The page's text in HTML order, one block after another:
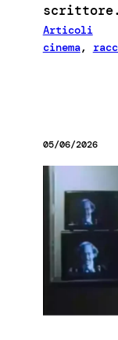
scrittore.
Articoli
cinema,
05/06/2026